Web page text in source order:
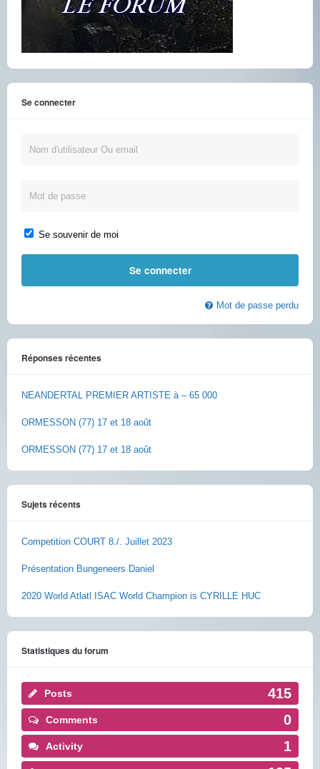
Se connecter
Se souvenir de moi
Mot de passe perdu
Réponses récentes
NEANDERTAL PREMIER ARTISTE à – 65 000
ORMESSON (77) 17 et 18 août
ORMESSON (77) 17 et 18 août
Sujets récents
Competition COURT 8./. Juillet 2023
Présentation Bungeneers Daniel
2020 World Atlatl ISAC World Champion is CYRILLE HUC
Statistiques du forum
Posts 415
Comments 0
Activity 1